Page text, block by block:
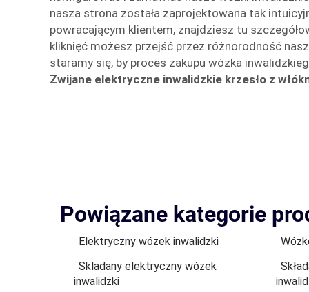
nasza strona została zaprojektowana tak
powracającym klientem, znajdziesz tu
kliknięć możesz przejść przez różnorodność
staramy się, by proces zakupu wózka
Zwijane elektryczne inwalidzkie krzesło z
Powiązane kategorie
Elektryczny wózek inwalidzki
Skladany elektryczny wózek
inwalidzki